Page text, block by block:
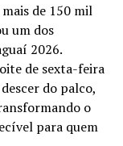
de 150 mil
um dos
2026.
de sexta-feira
do palco,
o
para quem